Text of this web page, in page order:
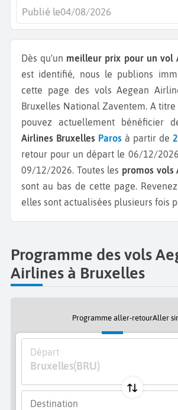
Publié le04/08/2026
Dès qu'un meilleur prix pour un vol
est identifié, nous le publions
cette page des vols Aegean
Bruxelles National Zaventem. A titre
pouvez actuellement bénéficier
Airlines Bruxelles Paros à partir de
retour pour un départ le 06/12/
09/12/2026. Toutes les promos vols
sont au bas de cette page.
elles sont actualisées plusieurs fois
Programme des vols
Airlines à Bruxelles
Programme aller-retourAller
Départ
Bruxelles(BRU)
Destination